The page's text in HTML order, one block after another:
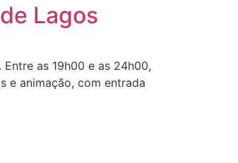
Lagos
as 19h00 e as 24h00,
e animação, com entrada